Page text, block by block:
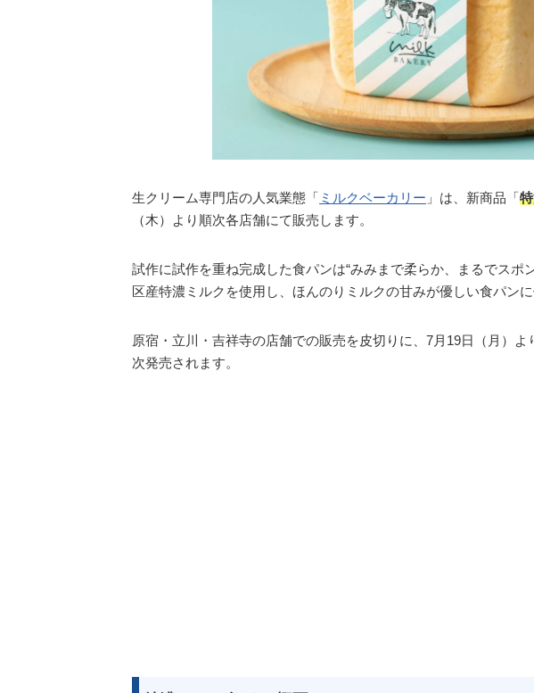
生クリーム専門店の人気業態「 ミルクベーカリー 」は、新商品「
（木）より順次各店舗にて販売します。
試作に試作を重ね完成した食パンは“みみまで柔らか、まるでスポ
区産特濃ミルクを使用し、ほんのりミルクの甘みが優しい食パンに
原宿・立川・吉祥寺の店舗での販売を皮切りに、7月19日（月）
次発売されます。